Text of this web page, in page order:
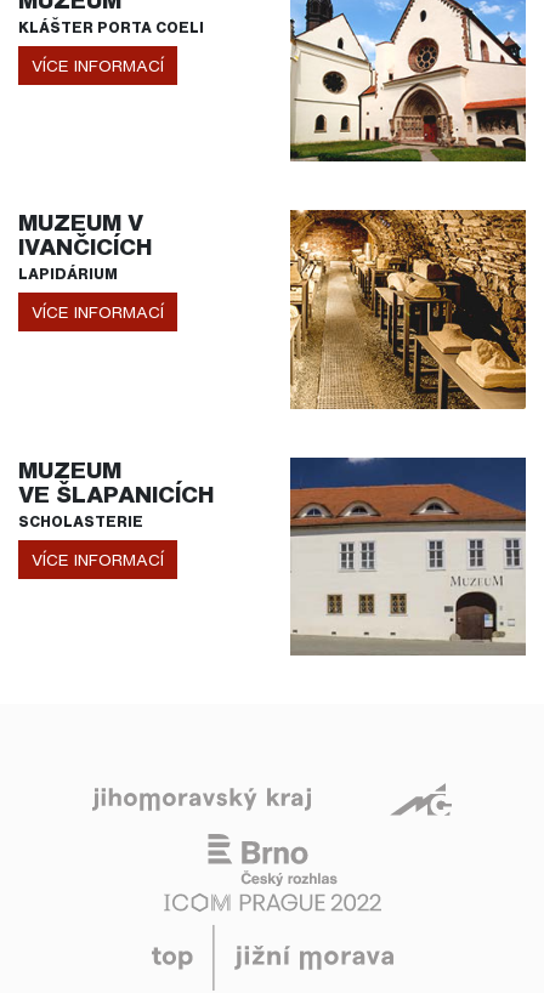
KLÁŠTER PORTA COELI
VÍCE INFORMACÍ
MUZEUM V
IVANČICÍCH
LAPIDÁRIUM
VÍCE INFORMACÍ
MUZEUM
VE ŠLAPANICÍCH
SCHOLASTERIE
VÍCE INFORMACÍ